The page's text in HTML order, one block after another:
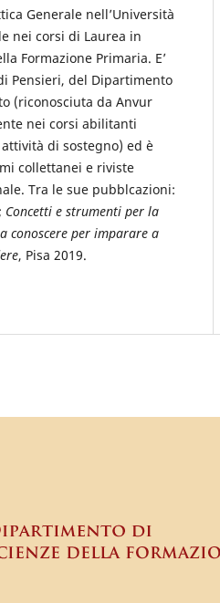
Generale nell’Università
nei corsi di Laurea in
Formazione Primaria. E’
Pensieri, del Dipartimento
(riconosciuta da Anvur
nei corsi abilitanti
di sostegno) ed è
collettanei e riviste
Tra le sue pubblcazioni:
Concetti e strumenti per la
conoscere per imparare a
, Pisa 2019.